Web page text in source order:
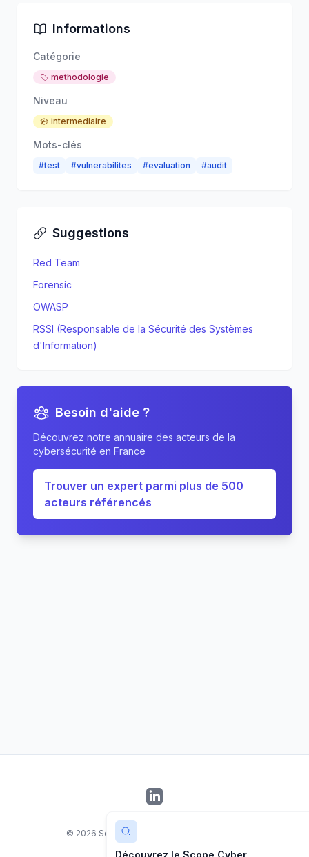
Informations
Catégorie
methodologie
Niveau
intermediaire
Mots-clés
#test #vulnerabilites #evaluation #audit
Suggestions
Red Team
Forensic
OWASP
RSSI (Responsable de la Sécurité des Systèmes
d'Information)
Besoin d'aide ?
Découvrez notre annuaire des acteurs de la
cybersécurité en France
Trouver un expert parmi plus de 500
acteurs référencés
LinkedIn
© 2026 Scope Cyber. Tous droits réservés.
Découvrez le Scope Cyber